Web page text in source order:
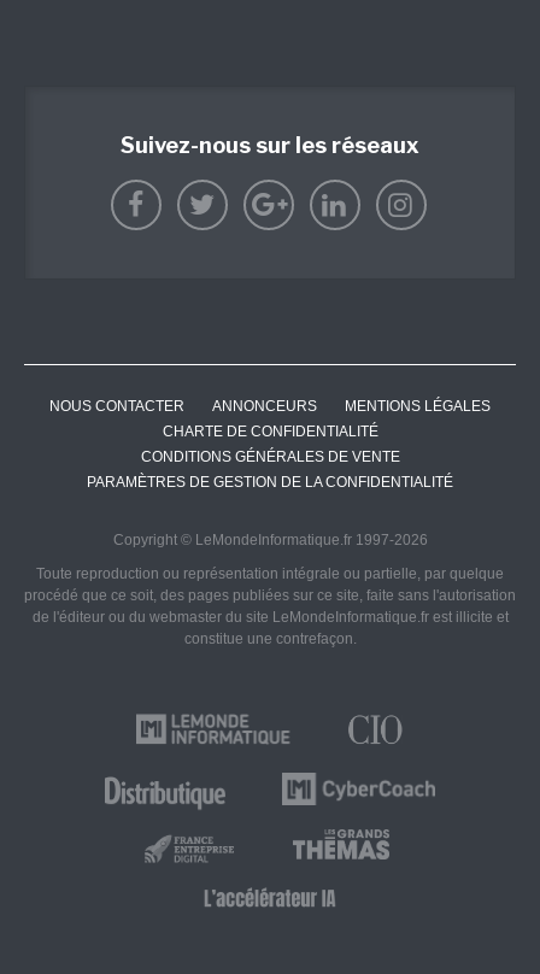
Suivez-nous sur les réseaux
NOUS CONTACTER ANNONCEURS
MENTIONS LÉGALES
CHARTE DE CONFIDENTIALITÉ
CONDITIONS GÉNÉRALES DE VENTE
PARAMÈTRES DE GESTION DE LA CONFIDENTIALITÉ
Copyright © LeMondeInformatique.fr 1997-2026
Toute reproduction ou représentation intégrale ou partielle, par quelque
procédé que ce soit, des pages publiées sur ce site, faite sans l'autorisation
de l'éditeur ou du webmaster du site LeMondeInformatique.fr est illicite et
constitue une contrefaçon.